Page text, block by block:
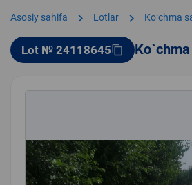
Asosiy sahifa chevron_right Lotlar chevron_right Koʻchma
Lot № 24118645content_copy